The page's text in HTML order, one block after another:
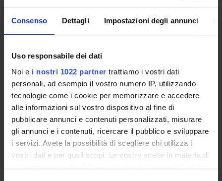
Consenso Dettagli Impostazioni degli annunci
Uso responsabile dei dati
Noi e i nostri 1022 partner trattiamo i vostri dati
personali, ad esempio il vostro numero IP, utilizzando
tecnologie come i cookie per memorizzare e accedere
alle informazioni sul vostro dispositivo al fine di
pubblicare annunci e contenuti personalizzati, misurare
gli annunci e i contenuti, ricercare il pubblico e sviluppare
i servizi. Avete la possibilità di scegliere chi utilizza i
vostri dati e per quali scopi. Le vostre scelte in materia di
privacy sono applicabili solo su questa proprietà digitale
1 novembre 2022
Citazione bibliografica:
Olivato, Loredana,Bartolomeo Giuliari, Raguaglio della
1779 fino al 1791Palazzo Giuliari a Verona
Consulta la scheda completa presente nelrepository
istituzionale della Ricerca di Ateneo
PROGETTI COLLEGATI
TITOLO
Progetti architettonici e pittura celebrativa: iconografia e